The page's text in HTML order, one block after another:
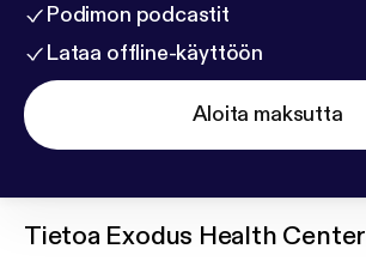
Podimon podcastit
Lataa offline-käyttöön
Aloita maksutta
Tietoa Exodus Health Center